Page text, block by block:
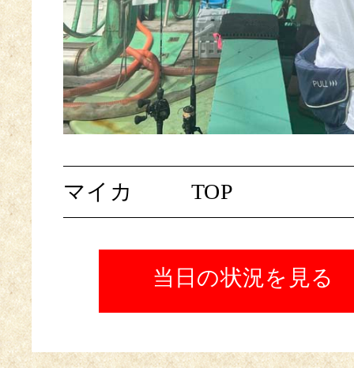
マイカ TOP
当日の状況を見る